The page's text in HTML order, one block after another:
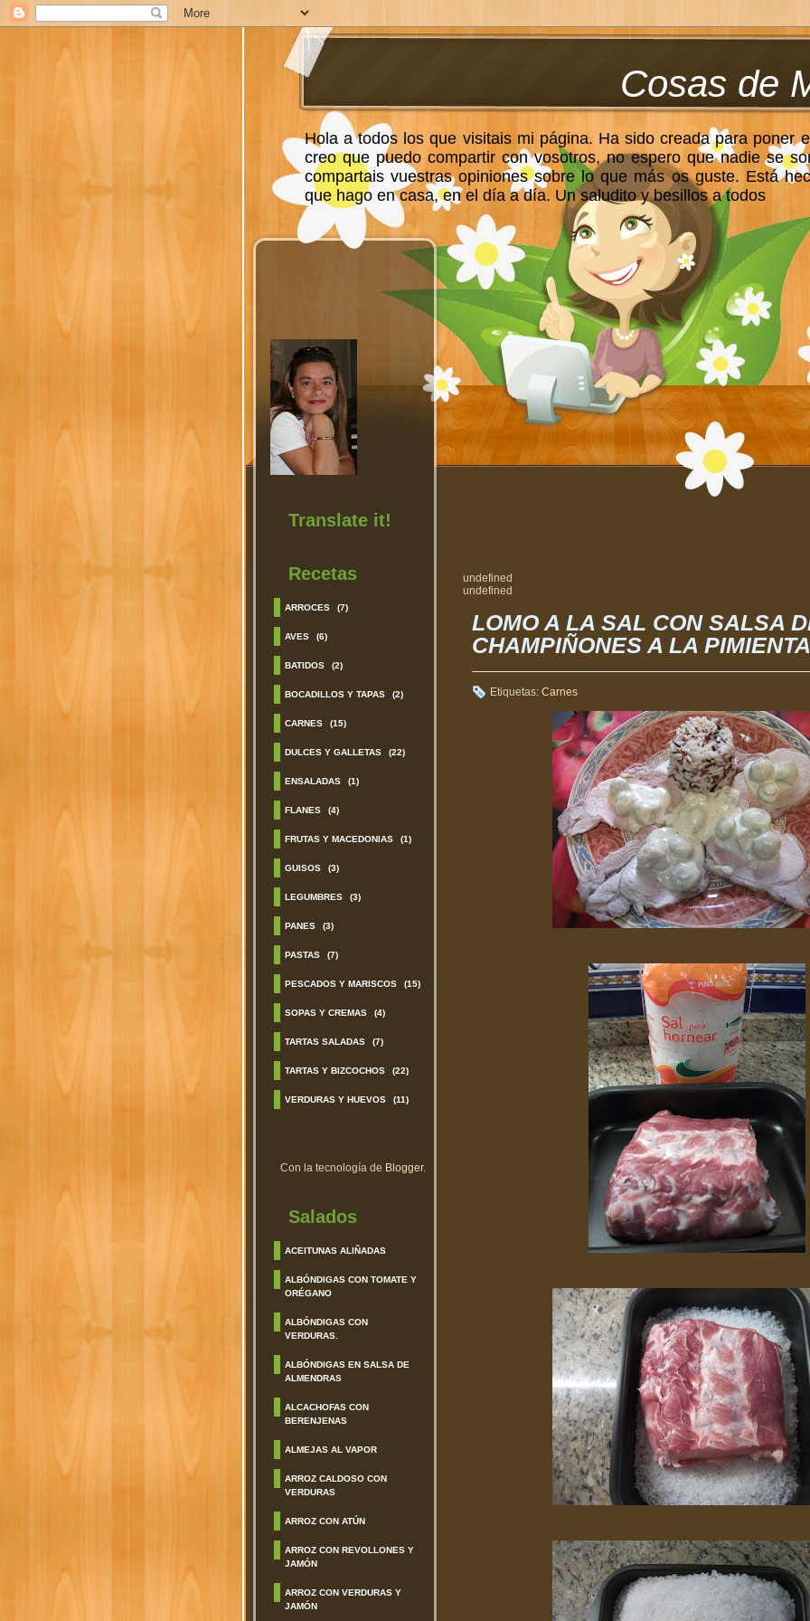
Cosas de
Hola a todos los que visitais mi página. Ha sido creada para poner
creo que puedo compartir con vosotros, no espero que nadie se
compartais vuestras opiniones sobre lo que más os guste. Está
que hago en casa, en el día a día. Un saludito y besillos a todos
Translate it!
Recetas
ARROCES (7)
AVES (6)
BATIDOS (2)
BOCADILLOS Y TAPAS (2)
CARNES (15)
DULCES Y GALLETAS (22)
ENSALADAS (1)
FLANES (4)
FRUTAS Y MACEDONIAS (1)
GUISOS (3)
LEGUMBRES (3)
PANES (3)
PASTAS (7)
PESCADOS Y MARISCOS (15)
SOPAS Y CREMAS (4)
TARTAS SALADAS (7)
TARTAS Y BIZCOCHOS (22)
VERDURAS Y HUEVOS (11)
Con la tecnología de Blogger.
Salados
ACEITUNAS ALIÑADAS
ALBÓNDIGAS CON TOMATE Y
ORÉGANO
ALBÓNDIGAS CON
VERDURAS.
ALBÓNDIGAS EN SALSA DE
ALMENDRAS
ALCACHOFAS CON
BERENJENAS
ALMEJAS AL VAPOR
ARROZ CALDOSO CON
VERDURAS
ARROZ CON ATÚN
ARROZ CON REVOLLONES Y
JAMÓN
ARROZ CON VERDURAS Y
JAMÓN
undefined
undefined
LOMO A LA SAL CON SALSA
CHAMPIÑONES A LA PIMIENTA
Etiquetas: Carnes